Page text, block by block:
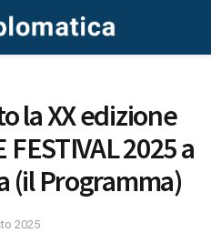
la XX edizione
2025 a
(il Programma)
2025